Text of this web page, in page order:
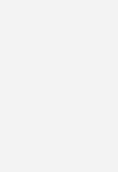
und Praxisnähe